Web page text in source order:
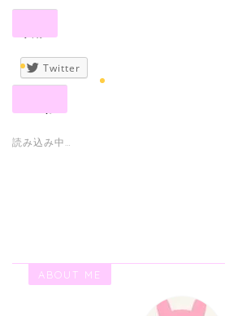
Twitter
読み込み中…
ABOUT ME